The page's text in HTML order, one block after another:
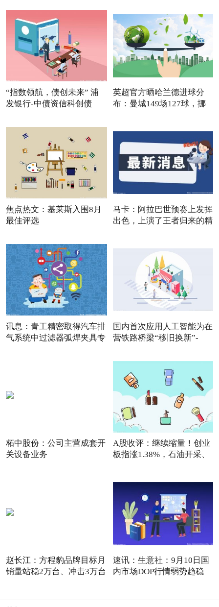
“指数领航，债创未来” 浦
发银行-中债资信科创债
英超官方晒哈兰德进球分
布：曼城149场127球，挪
焦点热文：基莱斯入围8月
最佳评选
马卡：阿拉巴世预赛上发挥
出色，上演了王者归来的精
讯息：青工精密取得汽车排
气系统中过滤器弧焊夹具专
国内首次应用人工智能为在
营铁路桥梁“移旧换新”-
柘中股份：公司主营成套开
关设备业务
A股收评：继续缩量！创业
板指涨1.38%，石油开采、
赵长江：方程豹品牌目标月
销量站稳2万台、冲击3万台
速讯：生意社：9月10日国
内市场DOP行情弱势趋稳